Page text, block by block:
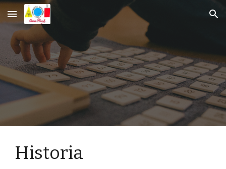
Skip to main content Skip to navigation
Historia